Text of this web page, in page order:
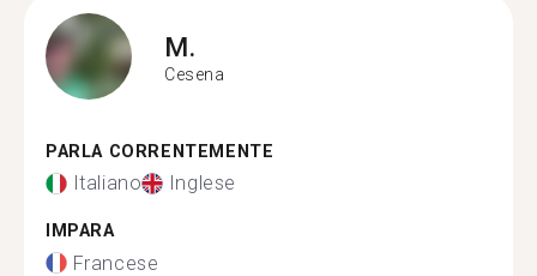
M.
Cesena
PARLA CORRENTEMENTE
Italiano Inglese
IMPARA
Francese